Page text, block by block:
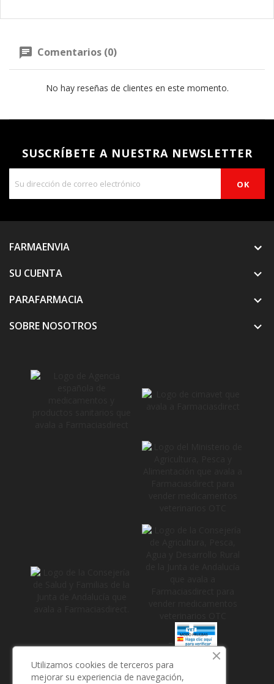
Comentarios (0)
No hay reseñas de clientes en este momento.
SUSCRÍBETE A NUESTRA NEWSLETTER
FARMAENVIA
SU CUENTA

PARAFARMACIA 
SOBRE NOSOTROS 
Utilizamos cookies de terceros para
mejorar su experiencia de navegación,